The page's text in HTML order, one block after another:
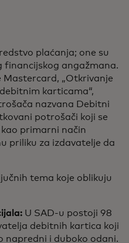
plaćanja; one su
financijskog angažmana.
Mastercard, „Otkrivanje
karticama“,
nazvana Debitni
potrošači koji se
primarni način
priliku za izdavatelje da
tema koje oblikuju
U SAD-u postoji 98
debitnih kartica koji
napredni i duboko odani.